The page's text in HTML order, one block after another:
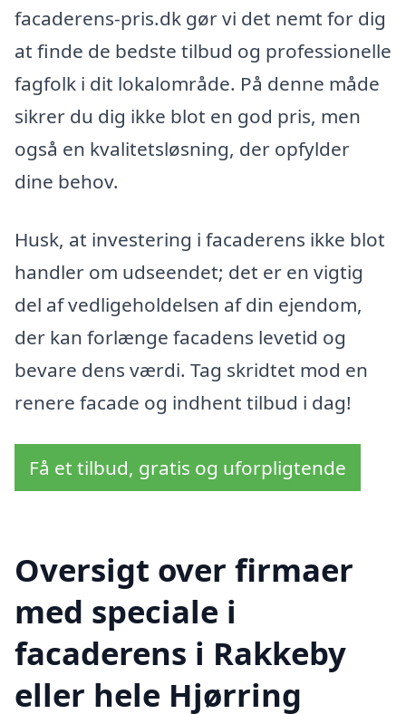
facaderens-pris.dk gør vi det nemt for dig
at finde de bedste tilbud og professionelle
fagfolk i dit lokalområde. På denne måde
sikrer du dig ikke blot en god pris, men
også en kvalitetsløsning, der opfylder
dine behov.
Husk, at investering i facaderens ikke blot
handler om udseendet; det er en vigtig
del af vedligeholdelsen af din ejendom,
der kan forlænge facadens levetid og
bevare dens værdi. Tag skridtet mod en
renere facade og indhent tilbud i dag!
Få et tilbud, gratis og uforpligtende
Oversigt over firmaer
med speciale i
facaderens i Rakkeby
eller hele Hjørring